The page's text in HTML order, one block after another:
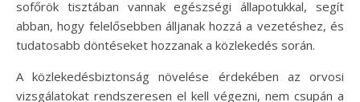
sofőrök tisztában vannak egészségi állapotukkal, segít
abban, hogy felelősebben álljanak hozzá a vezetéshez, és
tudatosabb döntéseket hozzanak a közlekedés során.
A közlekedésbiztonság növelése érdekében az orvosi
vizsgálatokat rendszeresen el kell végezni, nem csupán a